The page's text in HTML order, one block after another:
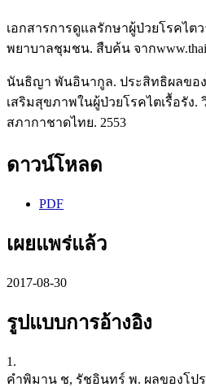
เอกสารการดูแลรักษาผู้ป่วยโรคไตว
พยาบาลชุมชน. สืบค้น จาก
นันธิญา พันอินากูล. ประสิทธิผลขอ
เสริมสุขภาพในผู้ป่วยโรคไตเรื้อรัง.
สภากาชาดไทย. 2553
ดาวน์โหลด
PDF
เผยแพร่แล้ว
2017-08-30
รูปแบบการอ้างอิง
1.
คำพิมาน ช, รัชอินทร์ พ. ผลของโป